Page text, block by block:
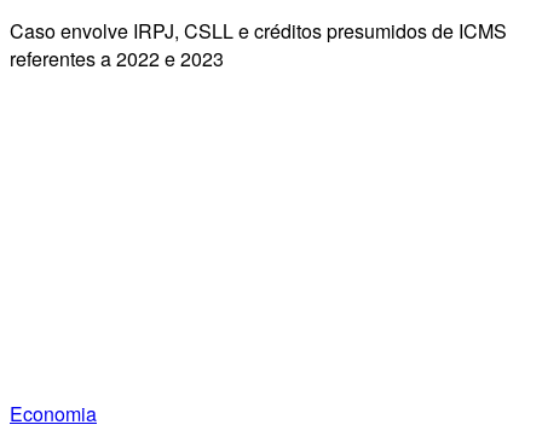
Caso envolve IRPJ, CSLL e créditos presumidos de ICMS
referentes a 2022 e 2023
Economia